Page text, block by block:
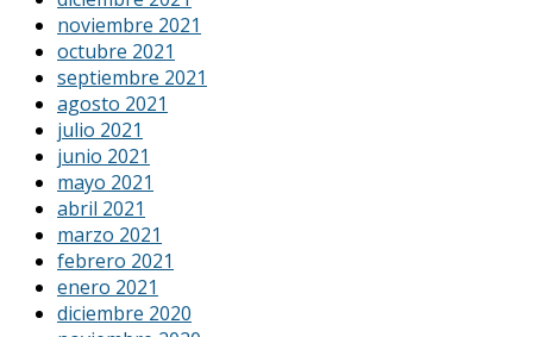
noviembre 2021
octubre 2021
septiembre 2021
agosto 2021
julio 2021
junio 2021
mayo 2021
abril 2021
marzo 2021
febrero 2021
enero 2021
diciembre 2020